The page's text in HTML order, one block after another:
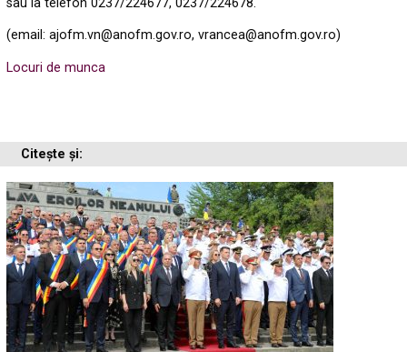
sau la telefon 0237/224677, 0237/224678.
(email: ajofm.vn@anofm.gov.ro, vrancea@anofm.gov.ro)
Locuri de munca
Citește și: